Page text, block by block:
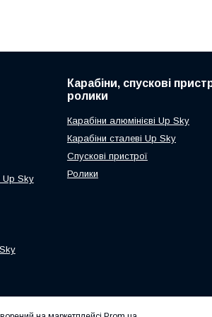
Up Sky
Карабіни, спускові
ролики
Карабіни алюмінієві Up Sky
Карабіни сталеві Up Sky
Спускові пристрої
Ролики